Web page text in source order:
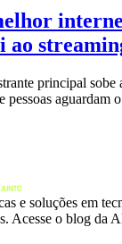
ao
principal sobe
pessoas aguardam
e soluções em
Acesse o blog da